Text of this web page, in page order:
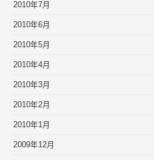
2010年7月
2010年6月
2010年5月
2010年4月
2010年3月
2010年2月
2010年1月
2009年12月